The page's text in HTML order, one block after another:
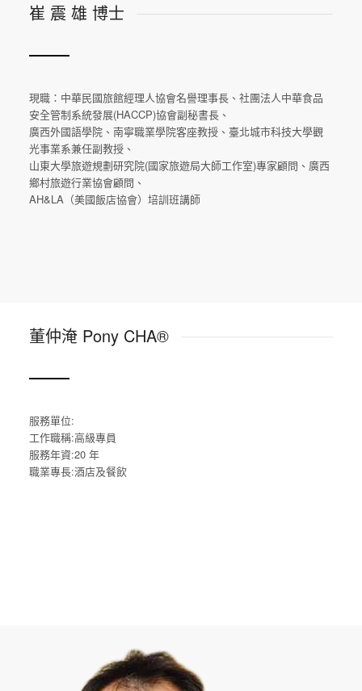
崔 震 雄 博士
現職：中華民國旅館經理人協會名譽理事長、社團法人中華食品
安全管制系統發展(HACCP)協會副秘書長、
廣西外國語學院、南寧職業學院客座教授、臺北城市科技大學觀
光事業系兼任副教授、
山東大學旅遊規劃研究院(國家旅遊局大師工作室)專家顧問、廣西
鄉村旅遊行業協會顧問、
AH&LA（美國飯店協會）培訓班講師
董仲淹 Pony CHA®
服務單位:
工作職稱:高級專員
服務年資:20 年
職業專長:酒店及餐飲